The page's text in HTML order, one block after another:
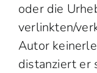
oder die
verlinkten/
Autor
distanziert er